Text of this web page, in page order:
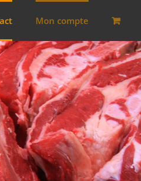
Mon compte